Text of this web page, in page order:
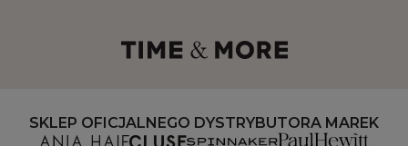
SKLEP OFICJALNEGO DYSTRYBUTORA MAREK